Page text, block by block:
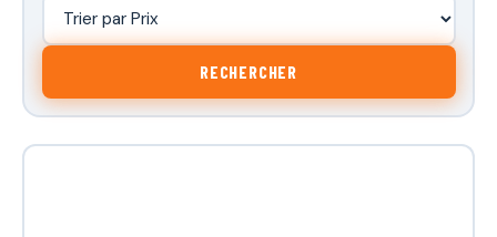
RECHERCHER